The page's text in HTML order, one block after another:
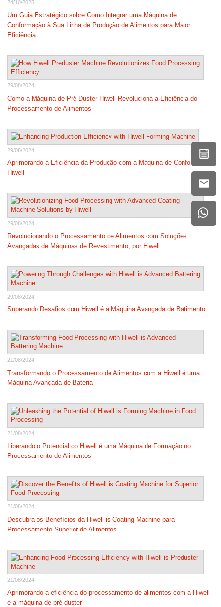
24/10/2025
Um Guia Estratégico sobre Como Integrar uma Máquina de
Conformação à Sua Linha de Produção de Alimentos para Maior
Eficiência
29/08/2024
Como a Máquina de Pré-Duster Hiwell Revoluciona a Eficiência do
Processamento de Alimentos
29/08/2024
Aprimorando a Eficiência da Produção com a Máquina de Conformação
Hiwell
29/08/2024
Revolucionando o Processamento de Alimentos com Soluções
Avançadas de Máquinas de Revestimento, por Hiwell
29/08/2024
Superando Desafios com Hiwell é a Máquina Avançada de Batimento
21/08/2024
Transformando o Processamento de Alimentos com a Hiwell é uma
Máquina Avançada de Bateria
21/08/2024
Liberando o Potencial do Hiwell é uma Máquina de Formação no
Processamento de Alimentos
21/08/2024
Descubra os Benefícios da Hiwell is Coating Machine para
Processamento Superior de Alimentos
21/08/2024
Aprimorando a eficiência do processamento de alimentos com a Hiwell
é a máquina de pré-duster